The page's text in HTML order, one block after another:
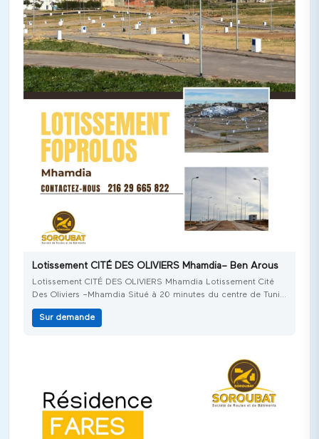
Lotissement CITÉ DES OLIVIERS Mhamdia– Ben Arous
Lotissement CITÉ DES OLIVIERS Mhamdia Lotissement Cité
Des Oliviers –Mhamdia Situé à 20 minutes du centre de Tunis
et de la Cité Olympique de Radès, le lotissement Cité des
Oliviers est totalement viabilisé et est bien desservie par deux
lotissement Cité des Oliviers comprend des lots pour
Sur demande